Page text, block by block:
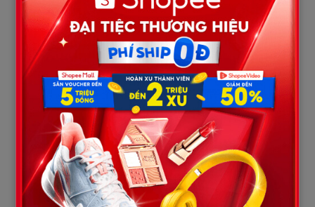
“Đóng tiền điện chưa?”
“Hàng gửi chưa?”
“Mai nhớ đón con.”
Những câu nói hoàn toàn không sai.
Chỉ là… nó giống giữa hai người cùng điều hành một công việc
hơn là giữa vợ và chồng.
Có một chuyện mà tôi chưa từng kể với ai.
Đó là chuyện vợ chồng.